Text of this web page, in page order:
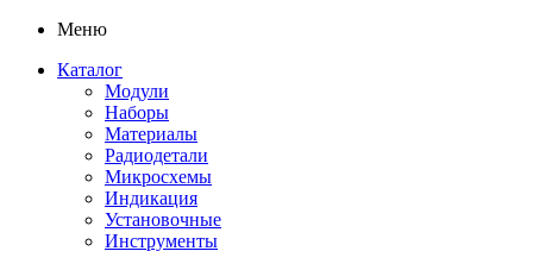
Меню
Каталог
Модули
Наборы
Материалы
Радиодетали
Микросхемы
Индикация
Установочные
Инструменты